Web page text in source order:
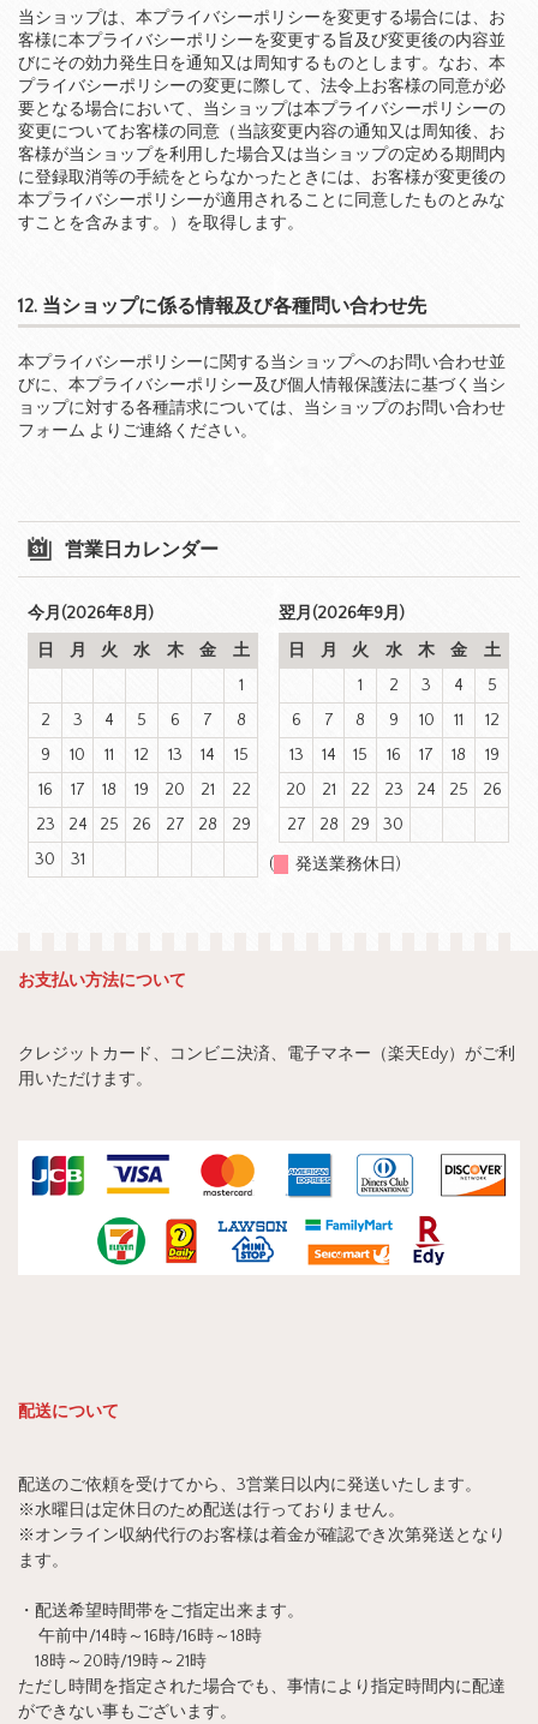
当ショップは、本プライバシーポリシーを変更する場合には、お
客様に本プライバシーポリシーを変更する旨及び変更後の内容並
びにその効力発生日を通知又は周知するものとします。なお、本
プライバシーポリシーの変更に際して、法令上お客様の同意が必
要となる場合において、当ショップは本プライバシーポリシーの
変更についてお客様の同意（当該変更内容の通知又は周知後、お
客様が当ショップを利用した場合又は当ショップの定める期間内
に登録取消等の手続をとらなかったときには、お客様が変更後の
本プライバシーポリシーが適用されることに同意したものとみな
すことを含みます。）を取得します。
12. 当ショップに係る情報及び各種問い合わせ先
本プライバシーポリシーに関する当ショップへのお問い合わせ並
びに、本プライバシーポリシー及び個人情報保護法に基づく当シ
ョップに対する各種請求については、 当ショップのお問い合わせ
フォーム よりご連絡ください。
営業日カレンダー
今月(2026年8月)
日
月 火 水 木 金
土
1
2
3 4 5 6 7
8
9
10 11 12 13 14
15
16
17 18 19 20 21
22
23
24 25 26 27 28
29
30
31
翌月(2026年9月)
日
月 火 水 木 金
土
1
2 3 4
5
6
7 8 9 10 11
12
13
14 15 16 17 18
19
20
21 22 23 24 25
26
27
28 29 30
( 発送業務休日)
お支払い方法について
クレジットカード、コンビニ決済、電子マネー（楽天Edy）がご利
用いただけます。
配送について
配送のご依頼を受けてから、3営業日以内に発送いたします。
※水曜日は定休日のため配送は行っておりません。
※オンライン収納代行のお客様は着金が確認でき次第発送となり
ます。
・配送希望時間帯をご指定出来ます。
午前中/14時～16時/16時～18時
18時～20時/19時～21時
ただし時間を指定された場合でも、事情により指定時間内に配達
ができない事もございます。